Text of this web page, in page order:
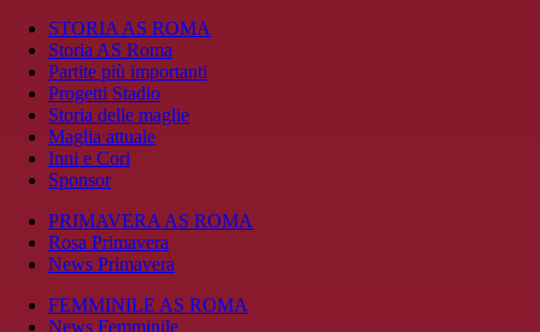
STORIA AS ROMA
Storia AS Roma
Partite più importanti
Progetti Stadio
Storia delle maglie
Maglia attuale
Inni e Cori
Sponsor
PRIMAVERA AS ROMA
Rosa Primavera
News Primavera
FEMMINILE AS ROMA
News Femminile